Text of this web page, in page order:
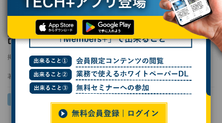
LHCのATLAS実験、ヒッグス粒子同士の「自己相互作用」に最も厳しい制限
LHCのATLAS実験、ヒッグス粒子同士の「自
己相互作用」に最も厳しい制限
掲載日 2026/05/12 11:39
著者： 波留久泉